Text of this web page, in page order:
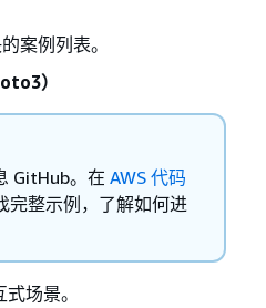
案例列表。
）
GitHub。在 AWS 代码
完整示例，了解如何进
场景。